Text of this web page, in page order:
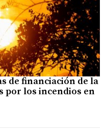
de financiación de la
por los incendios en